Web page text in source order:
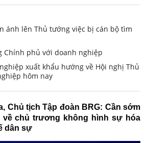
ánh lên Thủ tướng việc bị cán bộ tìm
Chính phủ với doanh nghiệp
xuất khẩu hướng về Hội nghị Thủ
hôm nay
Chủ tịch Tập đoàn BRG: Cần sớm
vềchủ trương không hình sự hóa
dân sự